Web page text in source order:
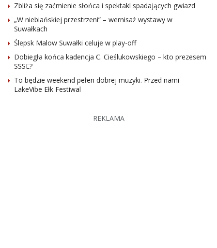
Zbliża się zaćmienie słońca i spektakl spadających gwiazd
„W niebiańskiej przestrzeni” – wernisaż wystawy w
Suwałkach
Ślepsk Malow Suwałki celuje w play-off
Dobiegła końca kadencja C. Cieślukowskiego – kto prezesem
SSSE?
To będzie weekend pełen dobrej muzyki. Przed nami
LakeVibe Ełk Festiwal
REKLAMA